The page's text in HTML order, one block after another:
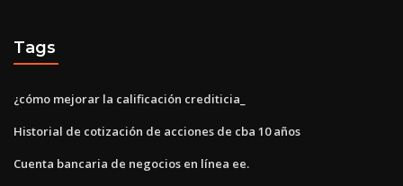
Tags
¿cómo mejorar la calificación crediticia_
Historial de cotización de acciones de cba 10 años
Cuenta bancaria de negocios en línea ee.